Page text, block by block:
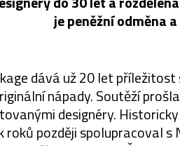
je peněžní odměna
dává už 20 let
nápady. Soutěží
designéry.
později spolupracoval s